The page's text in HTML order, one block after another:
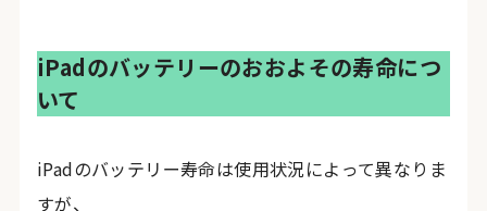
iPadのバッテリーのおおよその寿命につ
いて
iPadのバッテリー寿命は使用状況によって異なりま
すが、